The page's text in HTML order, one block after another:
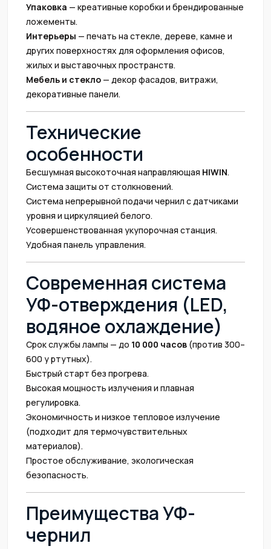
Упаковка — креативные коробки и брендированные
ложементы.
Интерьеры — печать на стекле, дереве, камне и
других поверхностях для оформления офисов,
жилых и выставочных пространств.
Мебель и стекло — декор фасадов, витражи,
декоративные панели.
Технические
особенности
Бесшумная высокоточная направляющая HIWIN.
Система защиты от столкновений.
Система непрерывной подачи чернил с датчиками
уровня и циркуляцией белого.
Усовершенствованная укупорочная станция.
Удобная панель управления.
Современная система
УФ-отверждения (LED,
водяное охлаждение)
Срок службы лампы — до 10 000 часов (против 300–
600 у ртутных).
Быстрый старт без прогрева.
Высокая мощность излучения и плавная
регулировка.
Экономичность и низкое тепловое излучение
(подходит для термочувствительных
материалов).
Простое обслуживание, экологическая
безопасность.
Преимущества УФ-
чернил